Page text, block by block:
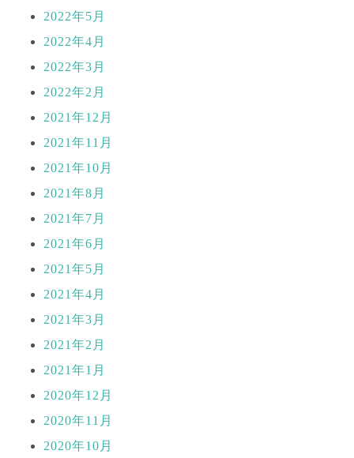
2022年5月
2022年4月
2022年3月
2022年2月
2021年12月
2021年11月
2021年10月
2021年8月
2021年7月
2021年6月
2021年5月
2021年4月
2021年3月
2021年2月
2021年1月
2020年12月
2020年11月
2020年10月